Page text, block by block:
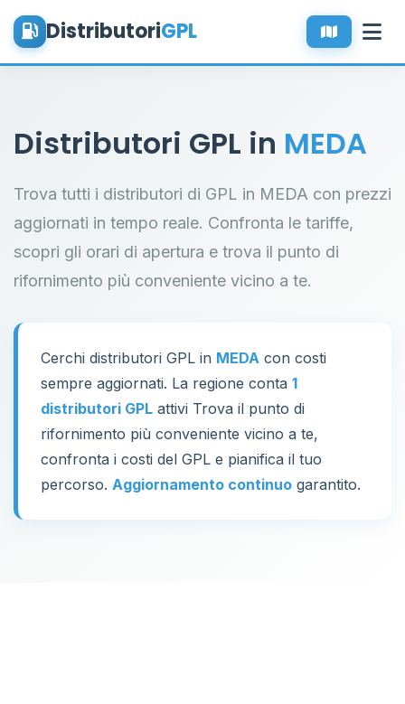
DistributoriGPL
Distributori GPL in MEDA
Trova tutti i distributori di GPL in MEDA con prezzi
aggiornati in tempo reale. Confronta le tariffe,
scopri gli orari di apertura e trova il punto di
rifornimento più conveniente vicino a te.
Cerchi distributori GPL in MEDA con costi
sempre aggiornati. La regione conta 1
distributori GPL attivi Trova il punto di
rifornimento più conveniente vicino a te,
confronta i costi del GPL e pianifica il tuo
percorso. Aggiornamento continuo garantito.